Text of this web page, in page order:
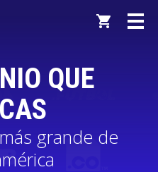
QUE
grande de